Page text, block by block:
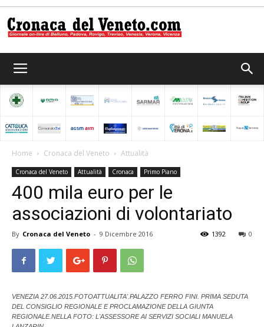
del
Veneto
Home Cronaca del Veneto Attualità
Cronaca del Veneto Attualità Cronaca Primo Piano
400 mila euro per le
associazioni di volontariato
By Cronaca del Veneto - 9 Dicembre 2016 0
1392
VENEZIA 27.06.2015.FOTOATTUALITA'.PALAZZO FERRO FINI. PRIMA SEDUTA
DEL CONSIGLIO REGIONALE E PROCLAMAZIONE DELLA GIUNTA
REGIONALE.NELLA FOTO: L'ASSESSORE AI SERVIZI SOCIALI MANUELA